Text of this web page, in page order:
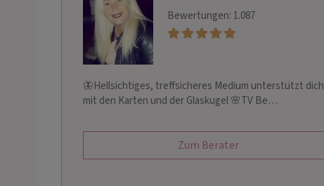
Bewertungen: 1.087
🦋Hellsichtiges, treffsicheres Medium unterstützt dich
mit den Karten und der Glaskugel 🌸TV Be…
Zum Berater